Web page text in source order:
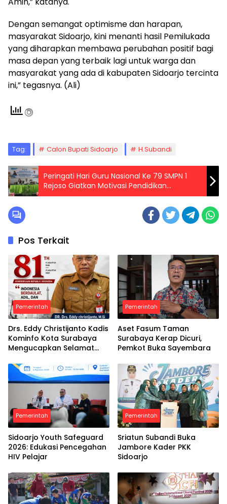
Dengan semangat optimisme dan harapan,
masyarakat Sidoarjo, kini menanti hasil Pemilukada
yang diharapkan membawa perubahan positif bagi
masa depan yang terbaik lagi untuk warga dan
masyarakat yang ada di kabupaten Sidoarjo tercinta
ini,” tegasnya. (Ali)
Tag: Calon Bupati Sidoarjo H.Subandi
Peringati Hari Guru Nasional Ke 79 SMPN 1
Rejoso Giatkan Motivasi Pendidikan
Berkualitas
Pos Terkait
Pemerintah
Drs. Eddy Christijanto Kadis
Kominfo Kota Surabaya
Mengucapkan Selamat
Republik Indonesia ke-81
Th, 17 Agustus 2026
Pemerintah
Aset Fasum Taman
Surabaya Kerap Dicuri,
Pemkot Buka Sayembara
Pemerintah
Sidoarjo Youth Safeguard
2026: Edukasi Pencegahan
HIV Pelajar
Pemerintah
Sriatun Subandi Buka
Jambore Kader PKK
Sidoarjo